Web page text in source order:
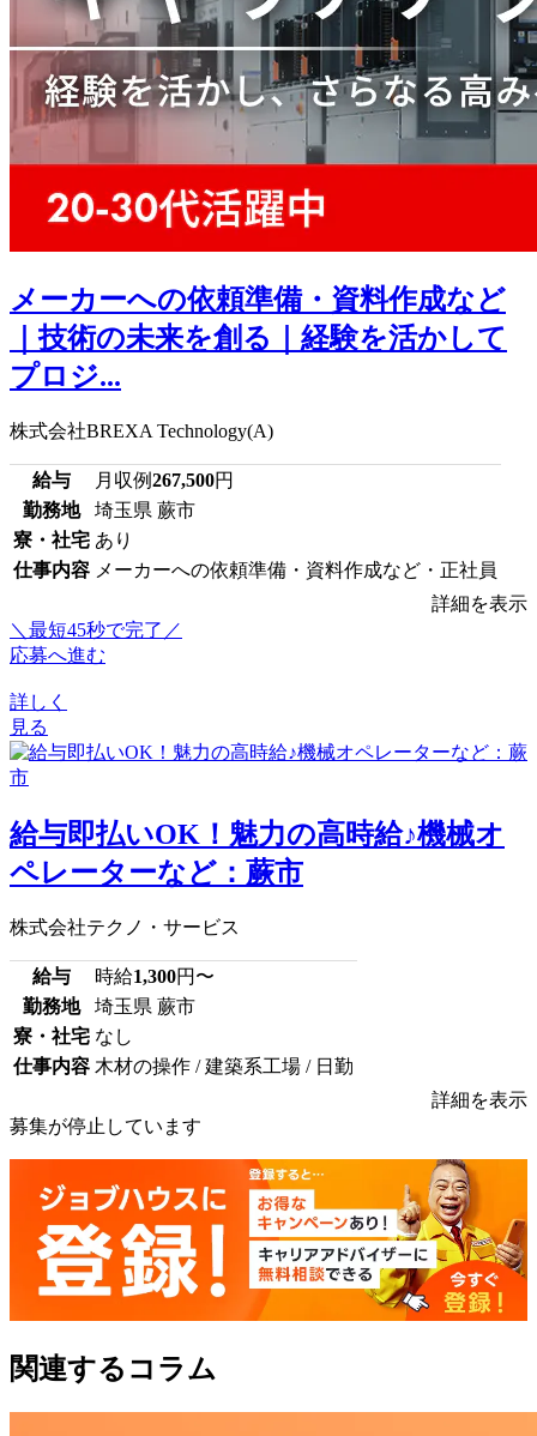
メーカーへの依頼準備・資料作成など
｜技術の未来を創る｜経験を活かして
プロジ...
株式会社BREXA Technology(A)
給与 月収例267,500円
勤務地
埼玉県 蕨市
寮・社宅 あり
仕事内容 メーカーへの依頼準備・資料作成など・正社員
詳細を表示
＼最短45秒で完了／
応募へ進む
詳しく
見る
給与即払いOK！魅力の高時給♪機械オ
ペレーターなど：蕨市
株式会社テクノ・サービス
給与 時給1,300円〜
勤務地
埼玉県 蕨市
寮・社宅 なし
仕事内容 木材の操作 / 建築系工場 / 日勤
詳細を表示
募集が停止しています
関連するコラム